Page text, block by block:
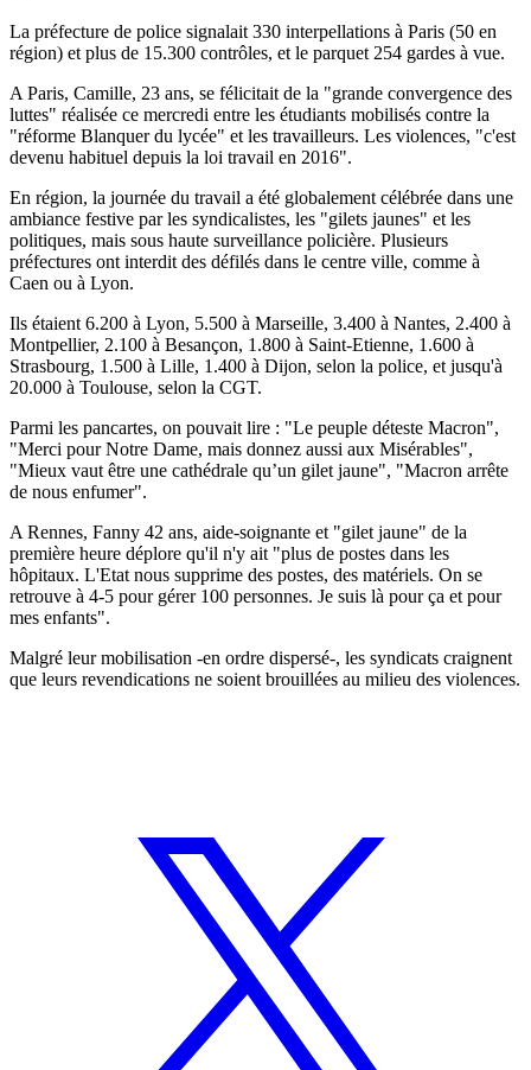
La préfecture de police signalait 330 interpellations à Paris (50 en
région) et plus de 15.300 contrôles, et le parquet 254 gardes à vue.
A Paris, Camille, 23 ans, se félicitait de la "grande convergence des
luttes" réalisée ce mercredi entre les étudiants mobilisés contre la
"réforme Blanquer du lycée" et les travailleurs. Les violences, "c'est
devenu habituel depuis la loi travail en 2016".
En région, la journée du travail a été globalement célébrée dans une
ambiance festive par les syndicalistes, les "gilets jaunes" et les
politiques, mais sous haute surveillance policière. Plusieurs
préfectures ont interdit des défilés dans le centre ville, comme à
Caen ou à Lyon.
Ils étaient 6.200 à Lyon, 5.500 à Marseille, 3.400 à Nantes, 2.400 à
Montpellier, 2.100 à Besançon, 1.800 à Saint-Etienne, 1.600 à
Strasbourg, 1.500 à Lille, 1.400 à Dijon, selon la police, et jusqu'à
20.000 à Toulouse, selon la CGT.
Parmi les pancartes, on pouvait lire : "Le peuple déteste Macron",
"Merci pour Notre Dame, mais donnez aussi aux Misérables",
"Mieux vaut être une cathédrale qu’un gilet jaune", "Macron arrête
de nous enfumer".
A Rennes, Fanny 42 ans, aide-soignante et "gilet jaune" de la
première heure déplore qu'il n'y ait "plus de postes dans les
hôpitaux. L'Etat nous supprime des postes, des matériels. On se
retrouve à 4-5 pour gérer 100 personnes. Je suis là pour ça et pour
mes enfants".
Malgré leur mobilisation -en ordre dispersé-, les syndicats craignent
que leurs revendications ne soient brouillées au milieu des violences.